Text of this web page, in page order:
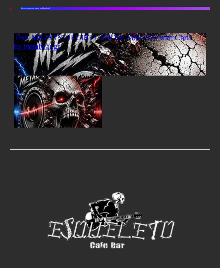
Listen again and again on Mixcloud